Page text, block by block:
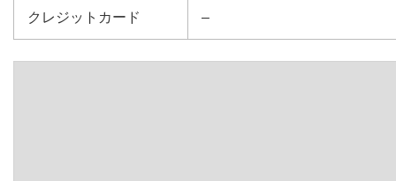
クレジットカード –